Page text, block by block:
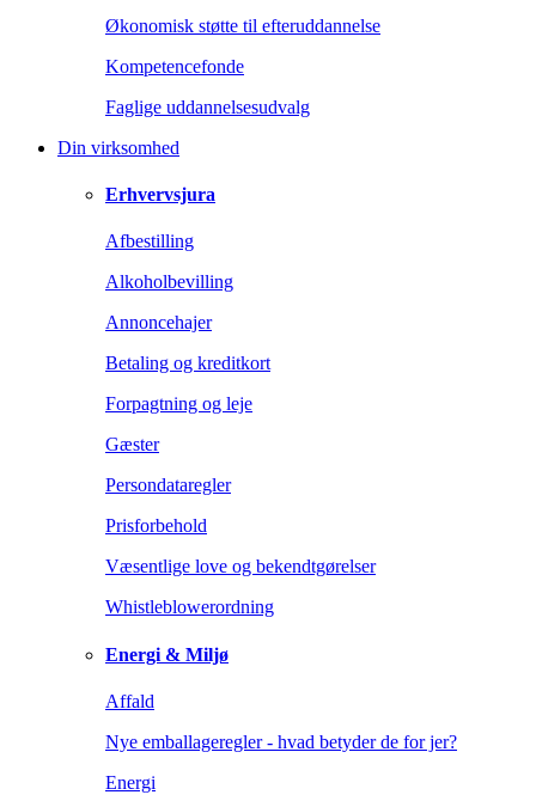
Økonomisk støtte til efteruddannelse
Kompetencefonde
Faglige uddannelsesudvalg
Din virksomhed
Erhvervsjura
Afbestilling
Alkoholbevilling
Annoncehajer
Betaling og kreditkort
Forpagtning og leje
Gæster
Persondataregler
Prisforbehold
Væsentlige love og bekendtgørelser
Whistleblowerordning
Energi & Miljø
Affald
Nye emballageregler - hvad betyder de for jer?
Energi